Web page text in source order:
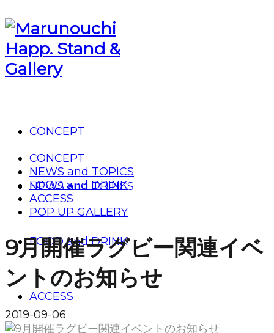
CONCEPT
NEWS and TOPICS
FOOD and DRINK
ACCESS
CONCEPT
NEWS and TOPICS
FOOD and DRINK
ACCESS
POP UP GALLERY
9月開催ラグビー関連イベ
ントのお知らせ
2019-09-06